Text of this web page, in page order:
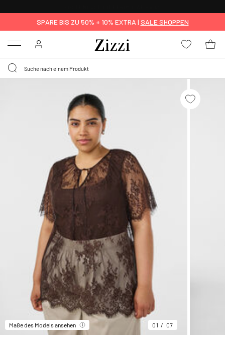
SPARE BIS ZU 50% + 10% EXTRA | SALE SHOPPEN
Menu
Maße des Models ansehen 01 07